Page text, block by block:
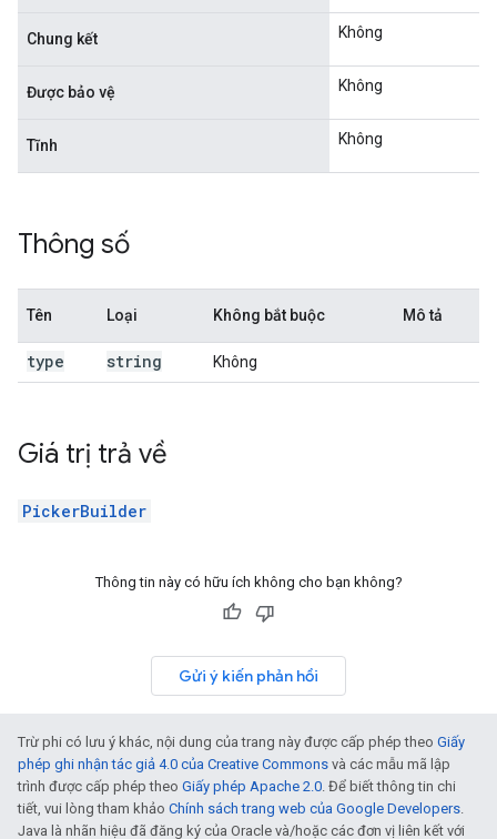
Chung kết Không
Được bảo vệ Không
Tĩnh Không
Thông số
Tên Loại Không bắt buộc Mô tả
type string Không
Giá trị trả về
PickerBuilder
Thông tin này có hữu ích không cho bạn không?
Gửi ý kiến phản hồi
Trừ phi có lưu ý khác, nội dung của trang này được cấp phép theo Giấy
phép ghi nhận tác giả 4.0 của Creative Commons và các mẫu mã lập
trình được cấp phép theo Giấy phép Apache 2.0. Để biết thông tin chi
tiết, vui lòng tham khảo Chính sách trang web của Google Developers.
Java là nhãn hiệu đã đăng ký của Oracle và/hoặc các đơn vị liên kết với